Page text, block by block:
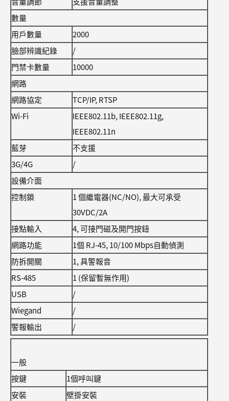
數量
用戶數量
2000
臉部辨識紀錄
/
門禁卡數量
10000
網路
網路協定
TCP/IP, RTSP
Wi-Fi
IEEE802.11b, IEEE802.11g,
IEEE802.11n
藍芽
不支援
3G/4G
/
設備介面
控制鎖
1 個繼電器(NC/NO), 最大可承受
30VDC/2A
接點輸入
4, 可接門磁及開門按鈕
網路功能
1個 RJ-45, 10/100 Mbps自動偵測
防拆開關
1, 具警報音
RS-485
1 (保留暫無作用)
USB
/
Wiegand
/
警報輸出
/
一般
按鍵
1個呼叫鍵
安裝
壁掛安裝